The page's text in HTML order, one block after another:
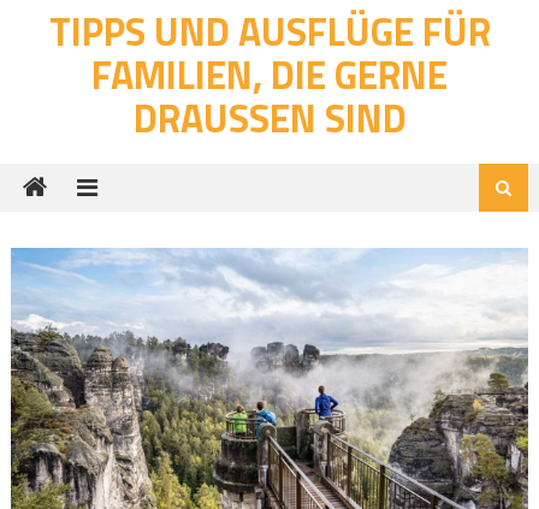
TIPPS UND AUSFLÜGE FÜR
FAMILIEN, DIE GERNE
DRAUSSEN SIND